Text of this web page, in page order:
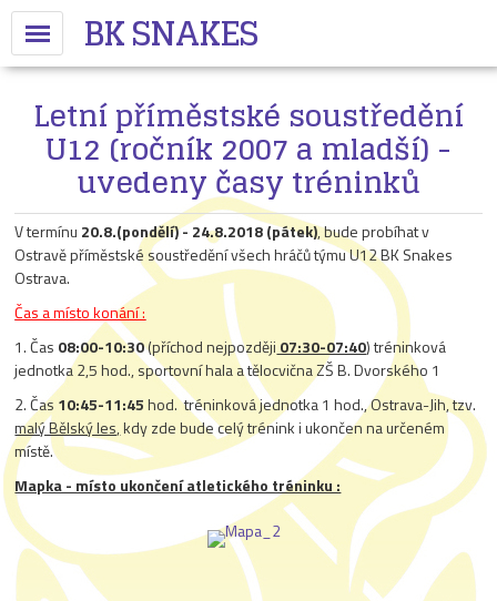
BK SNAKES
Letní příměstské soustředění
U12 (ročník 2007 a mladší) -
uvedeny časy tréninků
V termínu 20.8.(pondělí) - 24.8.2018 (pátek), bude probíhat v
Ostravě příměstské soustředění všech hráčů týmu U12 BK Snakes
Ostrava.
Čas a místo konání :
1. Čas 08:00-10:30(příchod nejpozději 07:30-07:40) tréninková
jednotka 2,5 hod., sportovní hala a tělocvična ZŠ B. Dvorského 1
2. Čas 10:45-11:45hod. tréninková jednotka 1 hod., Ostrava-Jih, tzv.
malý Bělský les,kdy zde bude celý trénink i ukončen na určeném
místě.
Mapka - místo ukončení atletického tréninku :